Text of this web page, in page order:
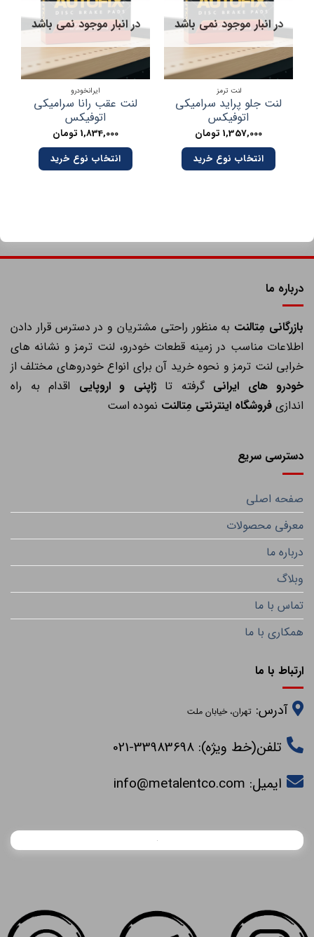
در انبار موجود نمی باشد
لنت ترمز
لنت جلو پراید سرامیکی
اتوفیکس
1,357,000تومان
انتخاب نوع خرید
در انبار موجود نمی باشد
ایرانخودرو
لنت عقب رانا سرامیکی
اتوفیکس
1,834,000تومان
انتخاب نوع خرید
درباره ما
بازرگانی مِتالنتبه منظور راحتی مشتریان و در دسترس قرار دادن
اطلاعات مناسب در زمینه قطعات خودرو، لنت ترمز و نشانه های
خرابی لنت ترمز و نحوه خرید آن برای انواع خودروهای مختلف از
خودرو های ایرانیگرفته تاژاپنی و اروپاییاقدام به راه
اندازیفروشگاه اینترنتی مِتالنتنموده است
دسترسی سریع
صفحه اصلی
معرفی محصولات
درباره ما
وبلاگ
تماس با ما
همکاری با ما
ارتباط با ما
آدرس:تهران، خیابان ملت
تلفن(خط ویژه): 33983698-021
ایمیل:info@metalentco.com